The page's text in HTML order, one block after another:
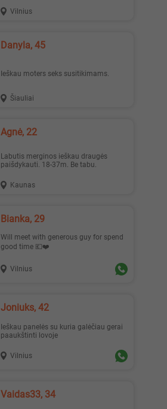
Vilnius
Danyla, 45
Ieškau moters seks susitikimams.
Šiauliai
Agnė, 22
Labutis merginos ieškau draugės
paišdykauti. 18-37m. Be tabu.
Kaunas
Bianka, 29
Will meet with generous guy for spend
good time 💶❤️
Vilnius
Joniuks, 42
paaukštinti lovoje
Vilnius
Vaidas33, 34